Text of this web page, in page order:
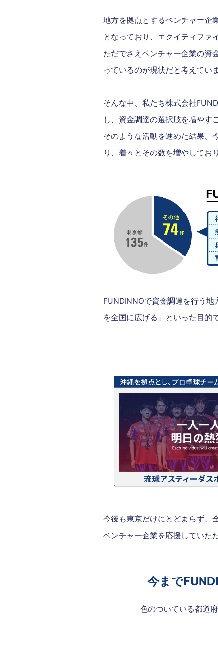
地方を拠点とするベンチャー企
となっており、エクイティファ
ただでさえベンチャー企業の資
っているのが現状だと考えてい
そんな中、私たち株式会社
し、資金調達の選択肢を増やす
そのような活動を進めた結果、
り、着々とその数を増やしてお
FUNDINNOで資金調達を行う
を全国に広げる」といった目的
今後も東京だけにとどまらず、
ベンチャー企業を応援していた
今まで
色のついている都道